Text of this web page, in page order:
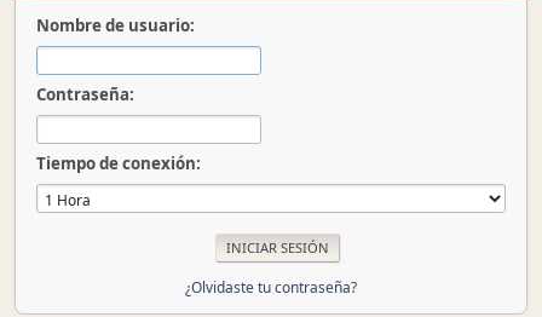
Nombre de usuario:
Contraseña:
Tiempo de conexión:
¿Olvidaste tu contraseña?